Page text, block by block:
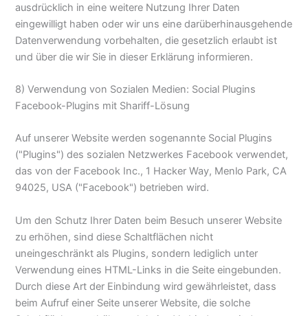
ausdrücklich in eine weitere Nutzung Ihrer Daten
eingewilligt haben oder wir uns eine darüberhinausgehende
Datenverwendung vorbehalten, die gesetzlich erlaubt ist
und über die wir Sie in dieser Erklärung informieren.
8) Verwendung von Sozialen Medien: Social Plugins
Facebook-Plugins mit Shariff-Lösung
Auf unserer Website werden sogenannte Social Plugins
("Plugins") des sozialen Netzwerkes Facebook verwendet,
das von der Facebook Inc., 1 Hacker Way, Menlo Park, CA
94025, USA ("Facebook") betrieben wird.
Um den Schutz Ihrer Daten beim Besuch unserer Website
zu erhöhen, sind diese Schaltflächen nicht
uneingeschränkt als Plugins, sondern lediglich unter
Verwendung eines HTML-Links in die Seite eingebunden.
Durch diese Art der Einbindung wird gewährleistet, dass
beim Aufruf einer Seite unserer Website, die solche